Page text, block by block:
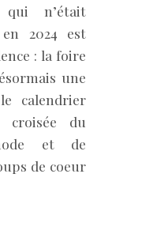
qui n’était
2024 est
: la foire
une
calendrier
du
et de
de coeur